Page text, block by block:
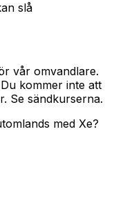
slå
vår omvandlare.
kommer inte att
Se sändkurserna.
med Xe?